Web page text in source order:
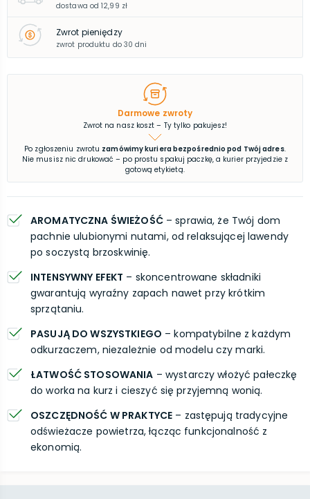
dostawa od 12,99 zł
Zwrot pieniędzy
zwrot produktu do 30 dni
Darmowe zwroty
Zwrot na nasz koszt – Ty tylko pakujesz!
Po zgłoszeniu zwrotu zamówimy kuriera bezpośrednio pod Twój adres.
Nie musisz nic drukować – po prostu spakuj paczkę, a kurier przyjedzie z
gotową etykietą.
AROMATYCZNA ŚWIEŻOŚĆ– sprawia, że Twój dom
pachnie ulubionymi nutami, od relaksującej lawendy
po soczystą brzoskwinię.
INTENSYWNY EFEKT – skoncentrowane składniki
gwarantują wyraźny zapach nawet przy krótkim
sprzątaniu.
PASUJĄ DO WSZYSTKIEGO – kompatybilne z każdym
odkurzaczem, niezależnie od modelu czy marki.
ŁATWOŚĆ STOSOWANIA – wystarczy włożyć pałeczkę
do worka na kurz i cieszyć się przyjemną wonią.
OSZCZĘDNOŚĆ W PRAKTYCE – zastępują tradycyjne
odświeżacze powietrza, łącząc funkcjonalność z
ekonomią.